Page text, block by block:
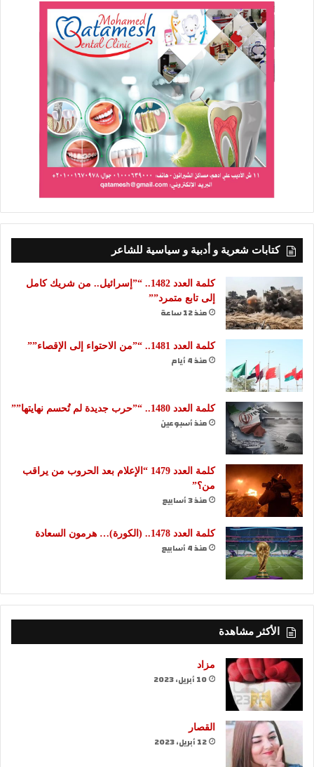
كتابات شعرية و أدبية و سياسية للشاعر
كلمة العدد 1482.. “”إسرائيل.. من شريك كامل
إلى تابع متمرد””
منذ 12 ساعة
كلمة العدد 1481.. “”من الاحتواء إلى الإقصاء””
منذ 4 أيام
كلمة العدد 1480.. “”حرب جديدة لم تُحسم نهايتها””
منذ أسبوعين
كلمة العدد 1479 “الإعلام بعد الحروب من يراقب
من؟”
منذ 3 أسابيع
كلمة العدد 1478.. (الكورة)… هرمون السعادة
منذ 4 أسابيع
الأكثر مشاهدة
مزاد
10 أبريل، 2023
القصار
12 أبريل، 2023